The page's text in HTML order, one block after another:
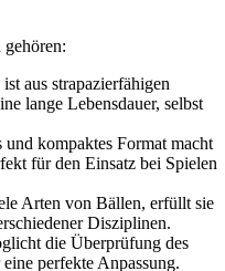
aus strapazierfähigen
lange Lebensdauer, selbst
und kompaktes Format macht
für den Einsatz bei Spielen
Arten von Bällen, erfüllt sie
Disziplinen.
die Überprüfung des
perfekte Anpassung.